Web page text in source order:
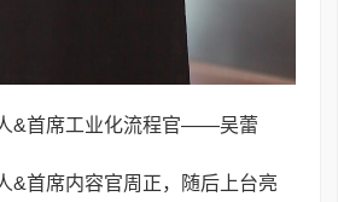
&首席工业化流程官——吴蕾
&首席内容官周正，随后上台亮